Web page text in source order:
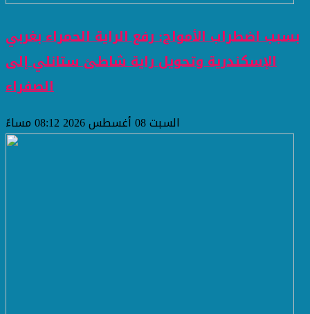
بسبب اضطراب الأمواج: رفع الراية الحمراء بغربي
الإسكندرية وتحويل راية شاطئ ستانلي إلى
الصفراء
السبت 08 أغسطس 2026 08:12 مساءً